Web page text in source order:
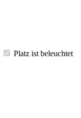
Platz ist beleuchtet